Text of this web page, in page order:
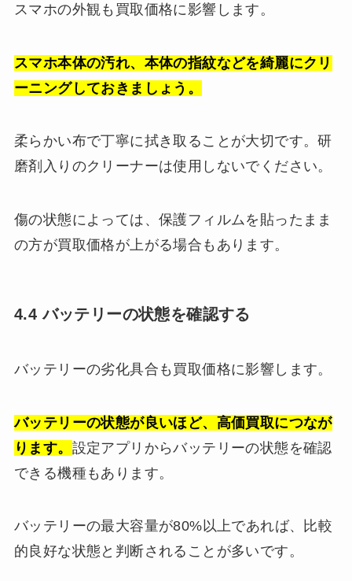
スマホの外観も買取価格に影響します。
スマホ本体の汚れ、本体の指紋などを綺麗にクリ
ーニングしておきましょう。
柔らかい布で丁寧に拭き取ることが大切です。研
磨剤入りのクリーナーは使用しないでください。
傷の状態によっては、保護フィルムを貼ったまま
の方が買取価格が上がる場合もあります。
4.4 バッテリーの状態を確認する
バッテリーの劣化具合も買取価格に影響します。
バッテリーの状態が良いほど、高価買取につなが
ります。 設定アプリからバッテリーの状態を確認
できる機種もあります。
バッテリーの最大容量が80%以上であれば、比較
的良好な状態と判断されることが多いです。